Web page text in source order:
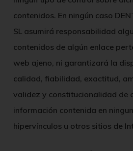
contenidos. En ningún caso
SL asumirá responsabilidad
contenidos de algún enlace
web ajeno, ni garantizará la
calidad, fiabilidad, exactitud,
validez y constitucionalidad de
información contenida en
hipervínculos u otros sitios de